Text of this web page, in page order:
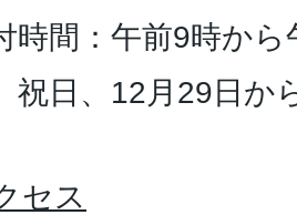
時間：午前9時か
祝日、12月29日
セス